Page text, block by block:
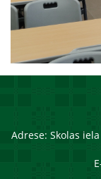
Adrese: Skolas